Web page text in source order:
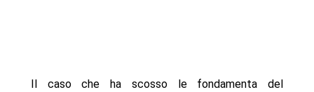
Il caso che ha scosso le fondamenta del